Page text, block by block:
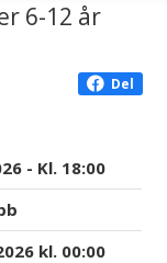
6-12 år
Del
- Kl. 18:00
kl. 00:00